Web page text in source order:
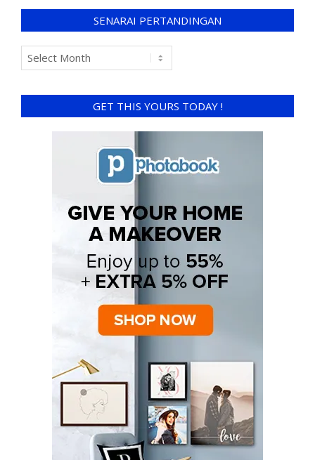
SENARAI PERTANDINGAN
GET THIS YOURS TODAY !